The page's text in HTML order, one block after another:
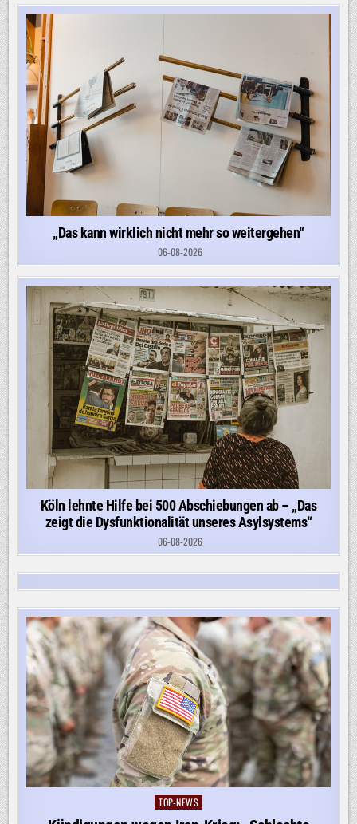
„Das kann wirklich nicht mehr so weitergehen“
06-08-2026
Köln lehnte Hilfe bei 500 Abschiebungen ab – „Das
zeigt die Dysfunktionalität unseres Asylsystems“
06-08-2026
Posted
TOP-NEWS